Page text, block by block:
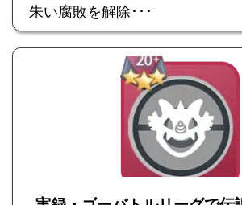
朱い腐敗を解除･･･